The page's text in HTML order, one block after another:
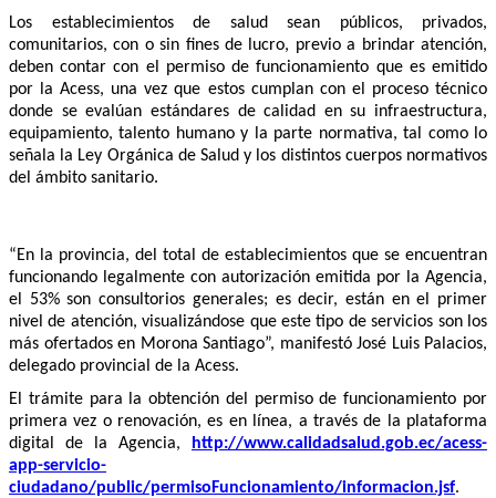
Los establecimientos de salud sean públicos, privados,
comunitarios, con o sin fines de lucro, previo a brindar atención,
deben contar con el permiso de funcionamiento que es emitido
por la Acess, una vez que estos cumplan con el proceso técnico
donde se evalúan estándares de calidad en su infraestructura,
equipamiento, talento humano y la parte normativa, tal como lo
señala la Ley Orgánica de Salud y los distintos cuerpos normativos
del ámbito sanitario.
“En la provincia, del total de establecimientos que se encuentran
funcionando legalmente con autorización emitida por la Agencia,
el 53% son consultorios generales; es decir, están en el primer
nivel de atención, visualizándose que este tipo de servicios son los
más ofertados en Morona Santiago”, manifestó José Luis Palacios,
delegado provincial de la Acess.
El trámite para la obtención del permiso de funcionamiento por
primera vez o renovación, es en línea, a través de la plataforma
digital de la Agencia,
http://www.calidadsalud.gob.ec/acess-
app-servicio-
ciudadano/public/permisoFuncionamiento/informacion.jsf.